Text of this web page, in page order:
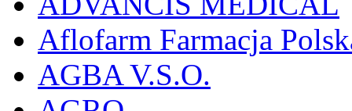
Aflofarm Farmacja
AGBA V.S.O.